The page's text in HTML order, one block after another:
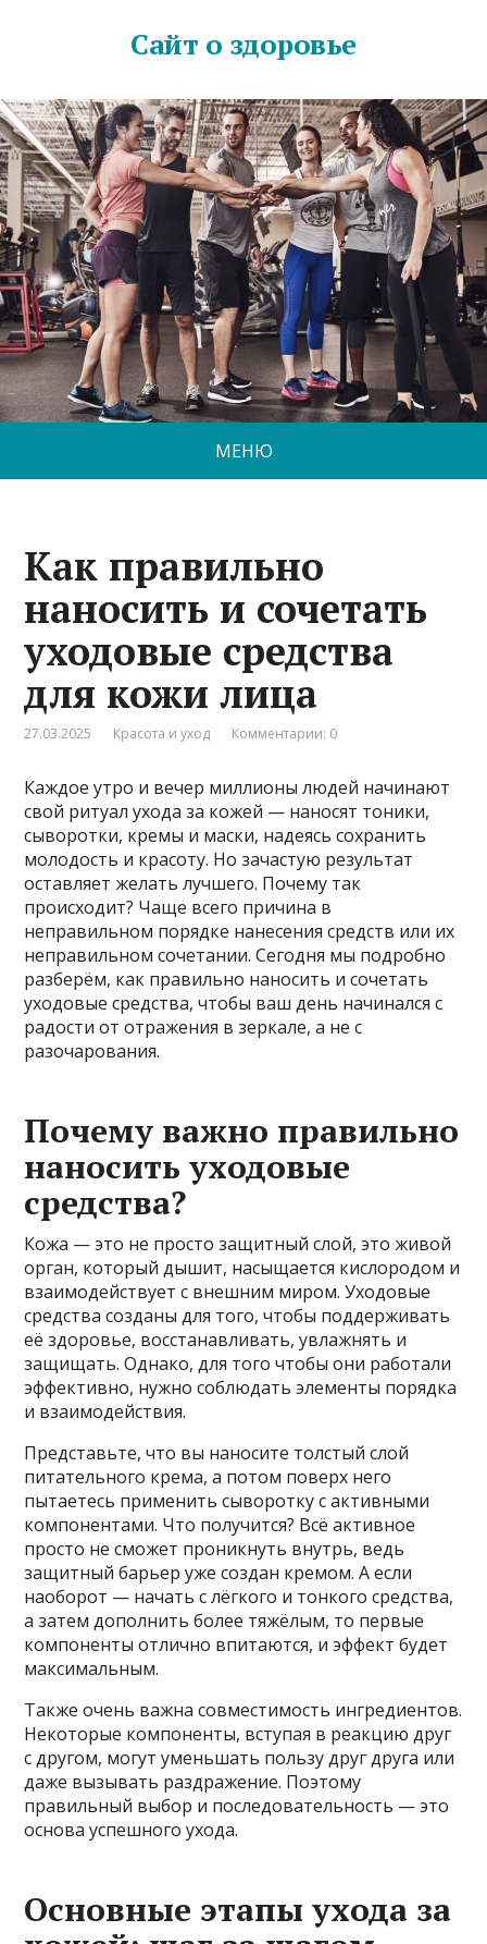
Сайт о здоровье
МЕНЮ
Как правильно
наносить и сочетать
уходовые средства
для кожи лица
27.03.2025 Красота и уход Комментарии: 0
Каждое утро и вечер миллионы людей начинают
свой ритуал ухода за кожей — наносят тоники,
сыворотки, кремы и маски, надеясь сохранить
молодость и красоту. Но зачастую результат
оставляет желать лучшего. Почему так
происходит? Чаще всего причина в
неправильном порядке нанесения средств или их
неправильном сочетании. Сегодня мы подробно
разберём, как правильно наносить и сочетать
уходовые средства, чтобы ваш день начинался с
радости от отражения в зеркале, а не с
разочарования.
Почему важно правильно
наносить уходовые
средства?
Кожа — это не просто защитный слой, это живой
орган, который дышит, насыщается кислородом и
взаимодействует с внешним миром. Уходовые
средства созданы для того, чтобы поддерживать
её здоровье, восстанавливать, увлажнять и
защищать. Однако, для того чтобы они работали
эффективно, нужно соблюдать элементы порядка
и взаимодействия.
Представьте, что вы наносите толстый слой
питательного крема, а потом поверх него
пытаетесь применить сыворотку с активными
компонентами. Что получится? Всё активное
просто не сможет проникнуть внутрь, ведь
защитный барьер уже создан кремом. А если
наоборот — начать с лёгкого и тонкого средства,
а затем дополнить более тяжёлым, то первые
компоненты отлично впитаются, и эффект будет
максимальным.
Также очень важна совместимость ингредиентов.
Некоторые компоненты, вступая в реакцию друг
с другом, могут уменьшать пользу друг друга или
даже вызывать раздражение. Поэтому
правильный выбор и последовательность — это
основа успешного ухода.
Основные этапы ухода за